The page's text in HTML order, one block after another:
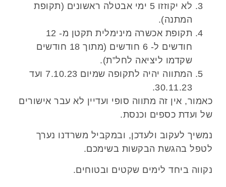
לא יקוזזו 5 ימי אבטלה ראשונים (תקופת
המתנה).
תקופת אכשרה מינימלית תקטן מ- 12
חודשים ל- 6 חודשים (מתוך 18 חודשים
שקדמו ליציאה לחל”ת).
המתווה יהיה לתקופה שמיום 7.10.23 ועד
30.11.23.
כאמור, אין זה מתווה סופי ועדיין לא עבר אישורים
של ועדת כספים וכנסת.
נמשיך לעקוב ולעדכן, ובמקביל משרדנו נערך
לטפל בהגשת הבקשות בשימכם.
נקווה ביחד לימים שקטים ובטוחים.